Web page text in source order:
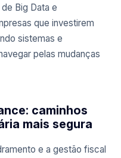
Big Data e
que investirem
sistemas e
pelas mudanças
caminhos
mais segura
e a gestão fiscal